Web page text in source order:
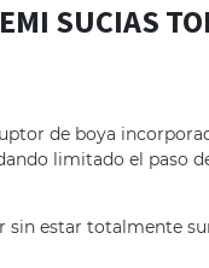
SUCIAS
de boya
limitado el paso
sin estar totalmente